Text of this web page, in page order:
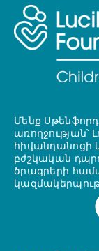
Մենք
առողջության՝
հիվանդանոցի
բժշկական
ծրագրերի